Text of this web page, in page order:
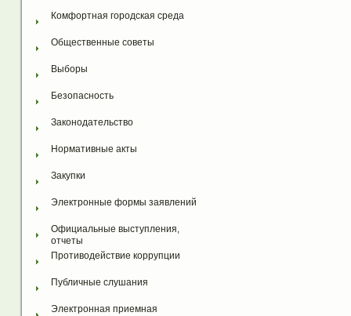
Комфортная городская среда
Общественные советы
Выборы
Безопасность
Законодательство
Нормативные акты
Закупки
Электронные формы заявлений
Официальные выступления,
отчеты
Противодействие коррупции
Публичные слушания
Электронная приемная